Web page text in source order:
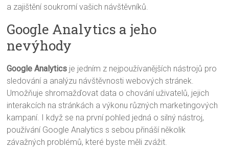
a zajištění soukromí vašich návštěvníků.
Google Analytics a jeho
nevýhody
Google Analytics je jedním z nejpoužívanějších nástrojů pro
sledování a analýzu návštěvnosti webových stránek.
Umožňuje shromažďovat data o chování uživatelů, jejich
interakcích na stránkách a výkonu různých marketingových
kampaní. I když se na první pohled jedná o silný nástroj,
používání Google Analytics s sebou přináší několik
závažných problémů, které byste měli zvážit.